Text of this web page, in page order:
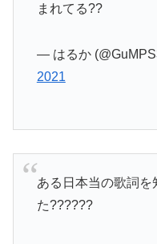
まれてる??
— はるか
2021
ある日本当の歌詞を
た??????